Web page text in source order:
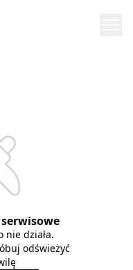
nie działa.
odświeżyć